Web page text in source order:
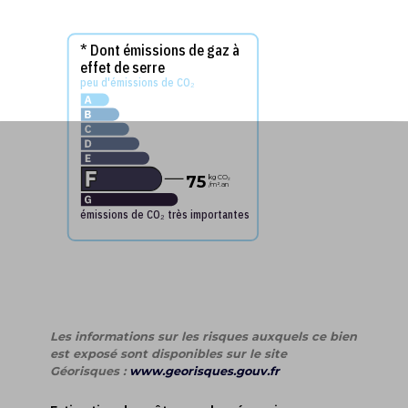
* Dont émissions de gaz à
effet de serre
peu d'émissions de CO₂
émissions de CO₂ très importantes
75 kg CO₂
/m².an
Les informations sur les risques auxquels ce bien
est exposé sont disponibles sur le site
Géorisques : www.georisques.gouv.fr